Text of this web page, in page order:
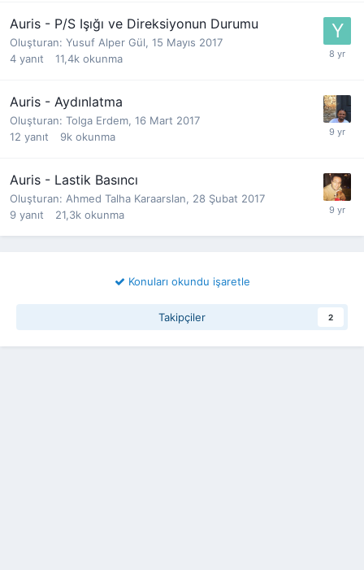
Auris - P/S Işığı ve Direksiyonun Durumu
Oluşturan: Yusuf Alper Gül, 15 Mayıs 2017
4 yanıt 11,4k okunma
Auris - Aydınlatma
Oluşturan: Tolga Erdem, 16 Mart 2017
12 yanıt 9k okunma
Auris - Lastik Basıncı
Oluşturan: Ahmed Talha Karaarslan, 28 Şubat 2017
9 yanıt 21,3k okunma
Konuları okundu işaretle
Takipçiler 2